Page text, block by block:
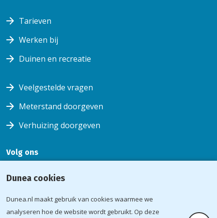
Tarieven
Werken bij
Duinen en recreatie
Veelgestelde vragen
Meterstand doorgeven
Verhuizing doorgeven
Volg ons
Volg ons
facebook
Volg
youtubeinstagramlinkedin
Voorwaarden
Dunea cookies
Dunea.nl maakt gebruik van cookies waarmee we
analyseren hoe de website wordt gebruikt. Op deze